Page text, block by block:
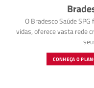
O Bradesco Saúde
vidas, oferece vasta rede
CONHEÇA O